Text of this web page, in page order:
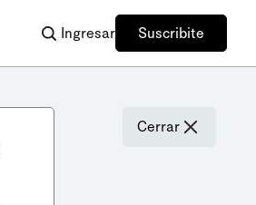
Ingresar Suscribite
Cerrar